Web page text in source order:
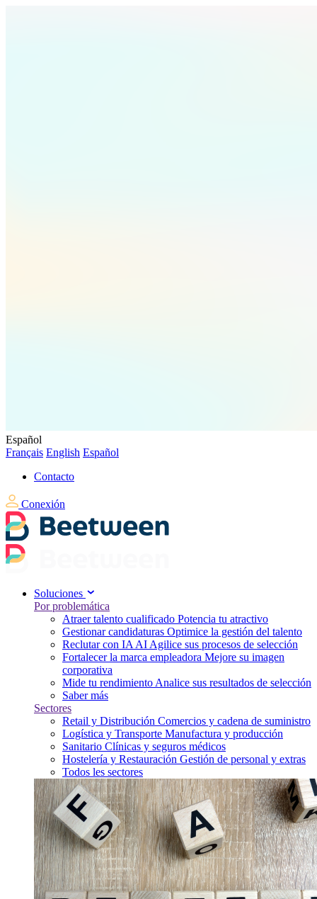
Español
Français English Español
Contacto
Conexión
Soluciones
Por problemática
Atraer talento cualificado Potencia tu atractivo
Gestionar candidaturas Optimice la gestión del talento
Reclutar con IA AI Agilice sus procesos de selección
Fortalecer la marca empleadora Mejore su imagen
corporativa
Mide tu rendimiento Analice sus resultados de selección
Saber más
Sectores
Retail y Distribución Comercios y cadena de suministro
Logística y Transporte Manufactura y producción
Sanitario Clínicas y seguros médicos
Hostelería y Restauración Gestión de personal y extras
Todos les sectores